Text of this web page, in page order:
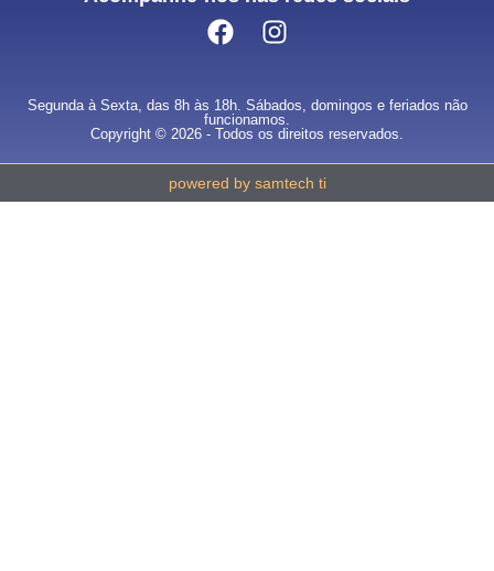
Segunda à Sexta, das 8h às 18h. Sábados, domingos e feriados não
funcionamos.
Copyright © 2026 - Todos os direitos reservados.
powered by samtech ti